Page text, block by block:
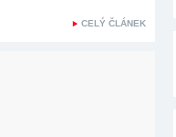
CELÝ ČLÁNEK